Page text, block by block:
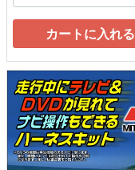
カートに入れる